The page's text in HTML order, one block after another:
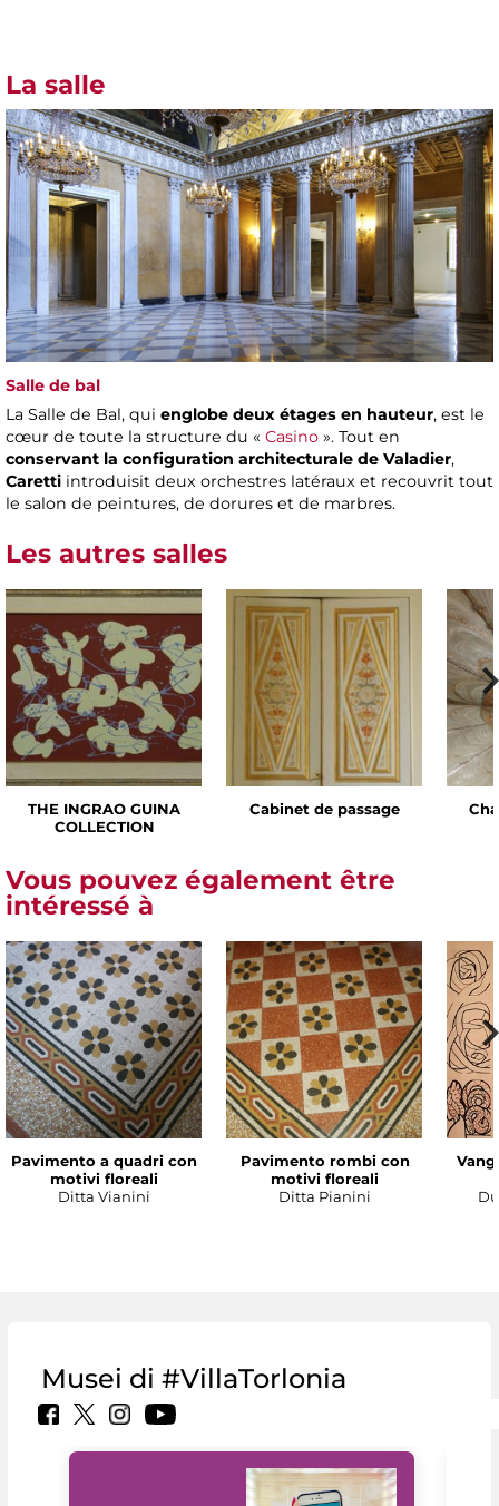
La salle
Salle de bal
La Salle de Bal, qui englobe deux étages en hauteur, est le
cœur de toute la structure du « Casino ». Tout en
conservant la configuration architecturale de Valadier,
Caretti introduisit deux orchestres latéraux et recouvrit tout
le salon de peintures, de dorures et de marbres.
Les autres salles
THE INGRAO GUINA
COLLECTION
Cabinet de passage
Vous pouvez également être
intéressé à
Pavimento a quadri con
motivi floreali
Ditta Vianini
Pavimento rombi con
motivi floreali
Ditta Pianini
Musei di #VillaTorlonia